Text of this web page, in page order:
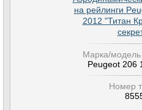
на рейлинги
2012 "Титан
Марка/
Peugeot 206
Номер